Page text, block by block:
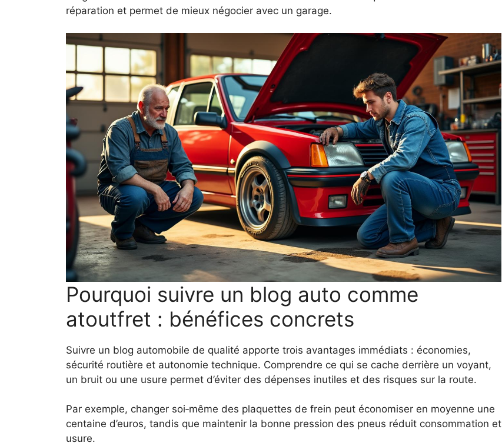
réparation et permet de mieux négocier avec un garage.
Pourquoi suivre un blog auto comme
atoutfret : bénéfices concrets
Suivre un blog automobile de qualité apporte trois avantages immédiats : économies,
sécurité routière et autonomie technique. Comprendre ce qui se cache derrière un voyant,
un bruit ou une usure permet d’éviter des dépenses inutiles et des risques sur la route.
Par exemple, changer soi‑même des plaquettes de frein peut économiser en moyenne une
centaine d’euros, tandis que maintenir la bonne pression des pneus réduit consommation et
usure.